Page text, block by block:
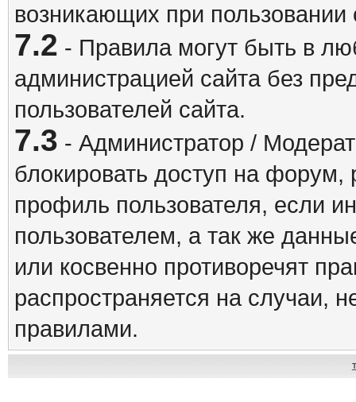
возникающих при пользовании
7.2 - Правила могут быть в
администрацией сайта без
пользователей сайта.
7.3 - Администратор /
блокировать доступ на форум,
профиль пользователя, если
пользователем, а так же
или косвенно противоречят
распространяется на случаи,
правилами.